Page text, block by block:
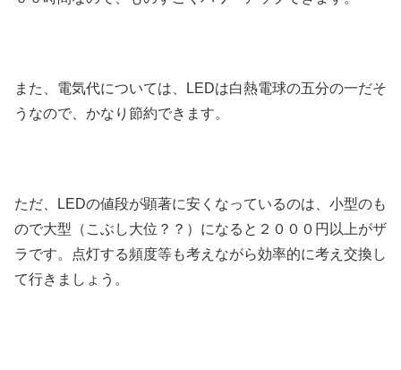
また、電気代については、LEDは白熱電球の五分の一だそ
うなので、かなり節約できます。
ただ、LEDの値段が顕著に安くなっているのは、小型のも
ので大型（こぶし大位？？）になると２０００円以上がザ
ラです。点灯する頻度等も考えながら効率的に考え交換し
て行きましょう。